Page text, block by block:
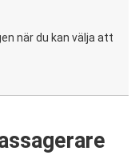
när du kan välja att